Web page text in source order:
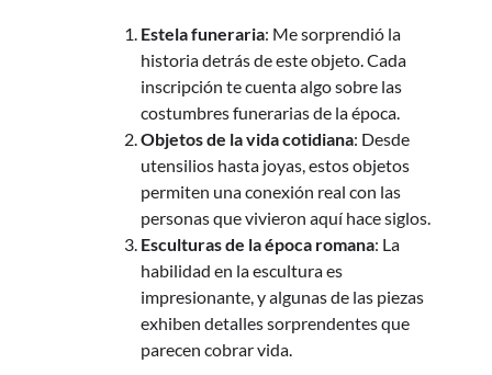
Estela funeraria: Me sorprendió la
historia detrás de este objeto. Cada
inscripción te cuenta algo sobre las
costumbres funerarias de la época.
Objetos de la vida cotidiana: Desde
utensilios hasta joyas, estos objetos
permiten una conexión real con las
personas que vivieron aquí hace siglos.
Esculturas de la época romana: La
habilidad en la escultura es
impresionante, y algunas de las piezas
exhiben detalles sorprendentes que
parecen cobrar vida.